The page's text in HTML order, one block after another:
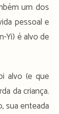
um dos
pessoal e
Yi) é alvo de
alvo (e que
da criança.
sua enteada